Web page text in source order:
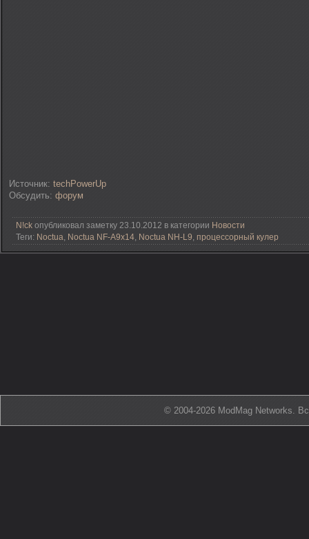
Источник: techPowerUp
Обсудить: форум
N!ck опубликовал заметку 23.10.2012 в категории Новости
Теги: Noctua, Noctua NF-A9x14, Noctua NH-L9, процессорный кулер
© 2004-2026 ModMag Networks.